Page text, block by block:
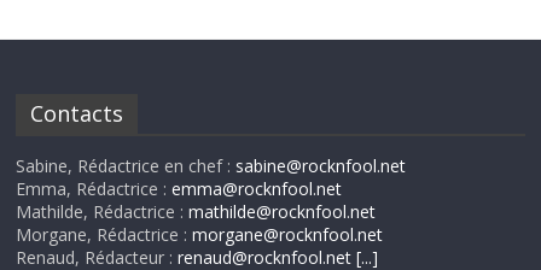
Contacts
Sabine, Rédactrice en chef : sabine@rocknfool.net
Emma, Rédactrice :emma@rocknfool.net
Mathilde, Rédactrice :mathilde@rocknfool.net
Morgane, Rédactrice :morgane@rocknfool.net
Renaud, Rédacteur :renaud@rocknfool.net [...]